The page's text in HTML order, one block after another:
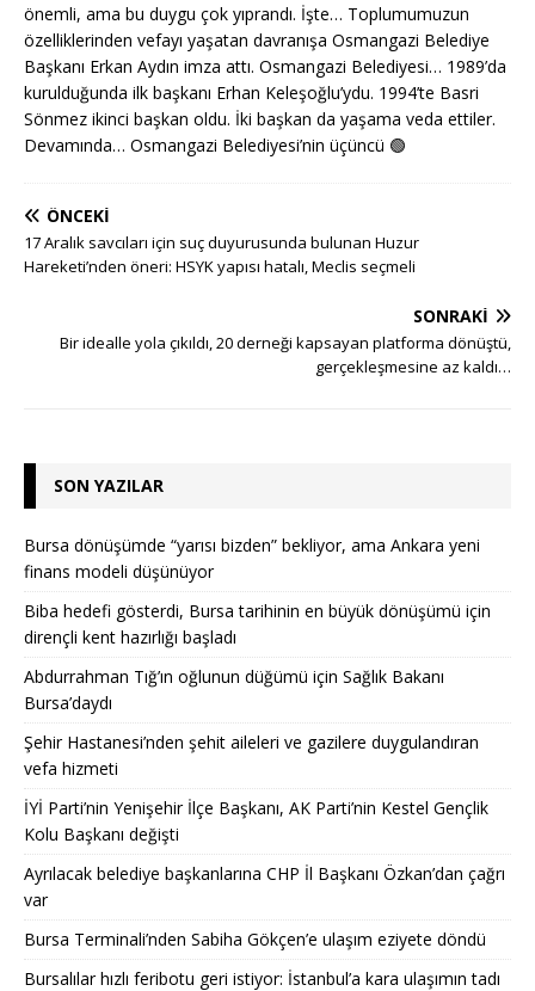
önemli, ama bu duygu çok yıprandı. İşte… Toplumumuzun
özelliklerinden vefayı yaşatan davranışa Osmangazi Belediye
Başkanı Erkan Aydın imza attı. Osmangazi Belediyesi… 1989’da
kurulduğunda ilk başkanı Erhan Keleşoğlu’ydu. 1994’te Basri
Sönmez ikinci başkan oldu. İki başkan da yaşama veda ettiler.
Devamında… Osmangazi Belediyesi’nin üçüncü 🟢
ÖNCEKI
17 Aralık savcıları için suç duyurusunda bulunan Huzur
Hareketi’nden öneri: HSYK yapısı hatalı, Meclis seçmeli
SONRAKI
Bir idealle yola çıkıldı, 20 derneği kapsayan platforma dönüştü,
gerçekleşmesine az kaldı…
SON YAZILAR
Bursa dönüşümde “yarısı bizden” bekliyor, ama Ankara yeni
finans modeli düşünüyor
Biba hedefi gösterdi, Bursa tarihinin en büyük dönüşümü için
dirençli kent hazırlığı başladı
Abdurrahman Tığ’ın oğlunun düğümü için Sağlık Bakanı
Bursa’daydı
Şehir Hastanesi’nden şehit aileleri ve gazilere duygulandıran
vefa hizmeti
İYİ Parti’nin Yenişehir İlçe Başkanı, AK Parti’nin Kestel Gençlik
Kolu Başkanı değişti
Ayrılacak belediye başkanlarına CHP İl Başkanı Özkan’dan çağrı
var
Bursa Terminali’nden Sabiha Gökçen’e ulaşım eziyete döndü
Bursalılar hızlı feribotu geri istiyor: İstanbul’a kara ulaşımın tadı